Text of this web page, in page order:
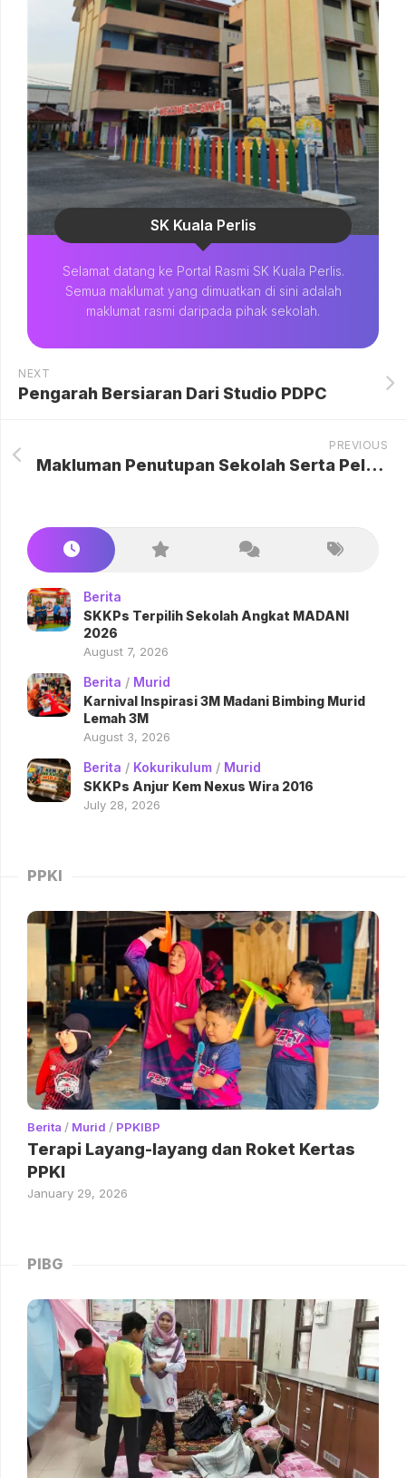
SK Kuala Perlis
Selamat datang ke Portal Rasmi SK Kuala Perlis.
Semua maklumat yang dimuatkan di sini adalah
maklumat rasmi daripada pihak sekolah.
NEXT
Pengarah Bersiaran Dari Studio PDPC
PREVIOUS
Makluman Penutupan Sekolah Serta Pelaksanaan PDPC Secara Atas Talian
Berita
SKKPs Terpilih Sekolah Angkat MADANI
2026
August 7, 2026
Berita / Murid
Karnival Inspirasi 3M Madani Bimbing Murid
Lemah 3M
August 3, 2026
Berita / Kokurikulum / Murid
SKKPs Anjur Kem Nexus Wira 2016
July 28, 2026
PPKI
Berita / Murid / PPKIBP
Terapi Layang-layang dan Roket Kertas
PPKI
January 29, 2026
PIBG